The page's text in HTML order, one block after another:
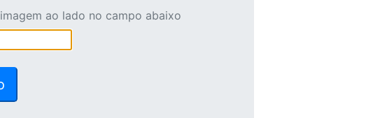
ao lado no campo abaixo